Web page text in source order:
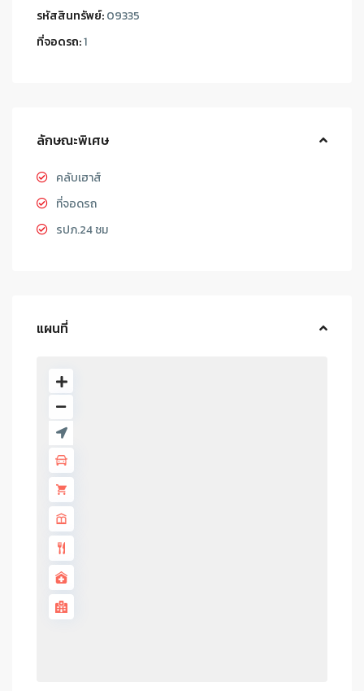
รหัสสินทรัพย์:09335
ที่จอดรถ:1
ลักษณะพิเศษ
คลับเฮาส์
ที่จอดรถ
รปภ.24 ชม
แผนที่